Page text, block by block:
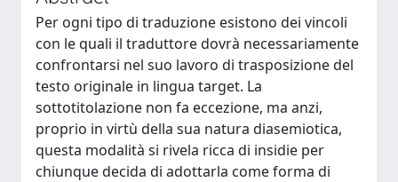
Per ogni tipo di traduzione esistono dei vincoli
con le quali il traduttore dovrà necessariamente
confrontarsi nel suo lavoro di trasposizione del
testo originale in lingua target. La
sottotitolazione non fa eccezione, ma anzi,
proprio in virtù della sua natura diasemiotica,
questa modalità si rivela ricca di insidie per
chiunque decida di adottarla come forma di